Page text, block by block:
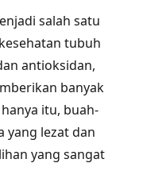
salah satu
tubuh
antioksidan,
banyak
itu, buah-
yang lezat dan
yang sangat